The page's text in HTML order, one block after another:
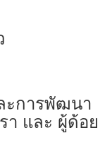
ะการพัฒนา
และ ผู้ด้อย